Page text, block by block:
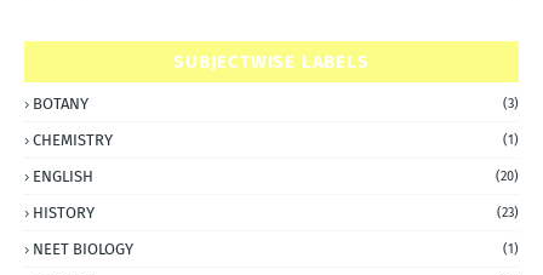
SUBJECTWISE LABELS
BOTANY (3)
CHEMISTRY (1)
ENGLISH (20)
HISTORY (23)
NEET BIOLOGY (1)